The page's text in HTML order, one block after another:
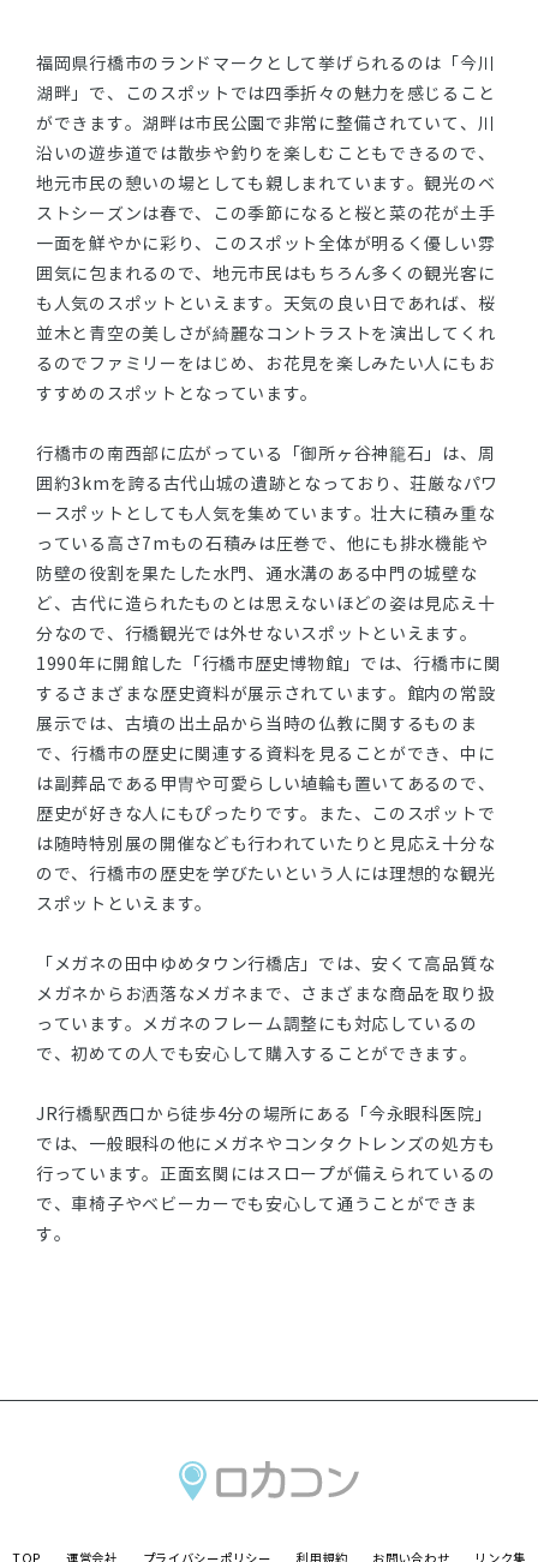
福岡県行橋市のランドマークとして挙げられるのは「今川
湖畔」で、このスポットでは四季折々の魅力を感じること
ができます。湖畔は市民公園で非常に整備されていて、川
沿いの遊歩道では散歩や釣りを楽しむこともできるので、
地元市民の憩いの場としても親しまれています。観光のベ
ストシーズンは春で、この季節になると桜と菜の花が土手
一面を鮮やかに彩り、このスポット全体が明るく優しい雰
囲気に包まれるので、地元市民はもちろん多くの観光客に
も人気のスポットといえます。天気の良い日であれば、桜
並木と青空の美しさが綺麗なコントラストを演出してくれ
るのでファミリーをはじめ、お花見を楽しみたい人にもお
すすめのスポットとなっています。
行橋市の南西部に広がっている「御所ヶ谷神籠石」は、周
囲約3kmを誇る古代山城の遺跡となっており、荘厳なパワ
ースポットとしても人気を集めています。壮大に積み重な
っている高さ7mもの石積みは圧巻で、他にも排水機能や
防壁の役割を果たした水門、通水溝のある中門の城壁な
ど、古代に造られたものとは思えないほどの姿は見応え十
分なので、行橋観光では外せないスポットといえます。
1990年に開館した「行橋市歴史博物館」では、行橋市に関
するさまざまな歴史資料が展示されています。館内の常設
展示では、古墳の出土品から当時の仏教に関するものま
で、行橋市の歴史に関連する資料を見ることができ、中に
は副葬品である甲冑や可愛らしい埴輪も置いてあるので、
歴史が好きな人にもぴったりです。また、このスポットで
は随時特別展の開催なども行われていたりと見応え十分な
ので、行橋市の歴史を学びたいという人には理想的な観光
スポットといえます。
「メガネの田中ゆめタウン行橋店」では、安くて高品質な
メガネからお洒落なメガネまで、さまざまな商品を取り扱
っています。メガネのフレーム調整にも対応しているの
で、初めての人でも安心して購入することができます。
JR行橋駅西口から徒歩4分の場所にある「今永眼科医院」
では、一般眼科の他にメガネやコンタクトレンズの処方も
行っています。正面玄関にはスロープが備えられているの
で、車椅子やベビーカーでも安心して通うことができま
す。